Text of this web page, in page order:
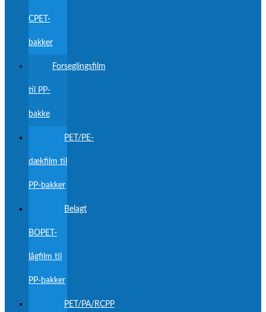
CPET-
bakker
Forseglingsfilm
til PP-
bakke
PET/PE-
dækfilm til
PP-bakker
Belagt
BOPET-
lågfilm til
PP-bakker
PET/PA/RCPP